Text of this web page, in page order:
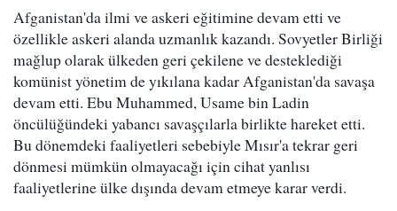
Afganistan'da ilmi ve askeri eğitimine devam etti ve
özellikle askeri alanda uzmanlık kazandı. Sovyetler Birliği
mağlup olarak ülkeden geri çekilene ve desteklediği
komünist yönetim de yıkılana kadar Afganistan'da savaşa
devam etti. Ebu Muhammed, Usame bin Ladin
öncülüğündeki yabancı savaşçılarla birlikte hareket etti.
Bu dönemdeki faaliyetleri sebebiyle Mısır'a tekrar geri
dönmesi mümkün olmayacağı için cihat yanlısı
faaliyetlerine ülke dışında devam etmeye karar verdi.